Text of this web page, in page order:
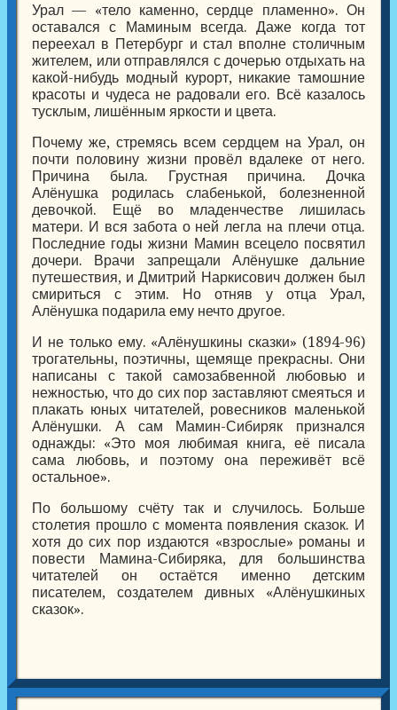
Урал — «тело каменно, сердце пламенно». Он
оставался с Маминым всегда. Даже когда тот
переехал в Петербург и стал вполне столичным
жителем, или отправлялся с дочерью отдыхать на
какой-нибудь модный курорт, никакие тамошние
красоты и чудеса не радовали его. Всё казалось
тусклым, лишённым яркости и цвета.
Почему же, стремясь всем сердцем на Урал, он
почти половину жизни провёл вдалеке от него.
Причина была. Грустная причина. Дочка
Алёнушка родилась слабенькой, болезненной
девочкой. Ещё во младенчестве лишилась
матери. И вся забота о ней легла на плечи отца.
Последние годы жизни Мамин всецело посвятил
дочери. Врачи запрещали Алёнушке дальние
путешествия, и Дмитрий Наркисович должен был
смириться с этим. Но отняв у отца Урал,
Алёнушка подарила ему нечто другое.
И не только ему. «Алёнушкины сказки» (1894-96)
трогательны, поэтичны, щемяще прекрасны. Они
написаны с такой самозабвенной любовью и
нежностью, что до сих пор заставляют смеяться и
плакать юных читателей, ровесников маленькой
Алёнушки. А сам Мамин-Сибиряк признался
однажды: «Это моя любимая книга, её писала
сама любовь, и поэтому она переживёт всё
остальное».
По большому счёту так и случилось. Больше
столетия прошло с момента появления сказок. И
хотя до сих пор издаются «взрослые» романы и
повести Мамина-Сибиряка, для большинства
читателей он остаётся именно детским
писателем, создателем дивных «Алёнушкиных
сказок».